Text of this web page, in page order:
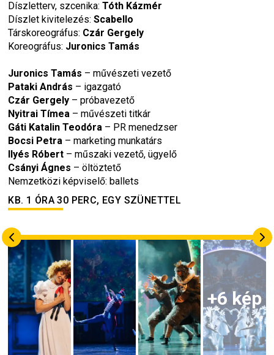
Díszletterv, szcenika: Tóth Kázmér
Díszlet kivitelezés: Scabello
Társkoreográfus: Czár Gergely
Koreográfus: Juronics Tamás
Juronics Tamás – művészeti vezető
Pataki András – igazgató
Czár Gergely – próbavezető
Nyitrai Tímea – művészeti titkár
Gáti Katalin Teodóra – PR menedzser
Bocsi Petra – marketing munkatárs
Ilyés Róbert – műszaki vezető, ügyelő
Csányi Ágnes – öltöztető
Nemzetközi képviselő: ballets
KB. 1 ÓRA 30 PERC, EGY SZÜNETTEL
+6kép